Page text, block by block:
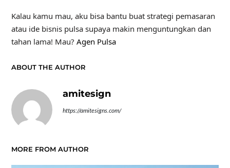
Kalau kamu mau, aku bisa bantu buat strategi pemasaran
atau ide bisnis pulsa supaya makin menguntungkan dan
tahan lama! Mau? Agen Pulsa
ABOUT THE AUTHOR
amitesign
https://amitesigns.com/
MORE FROM AUTHOR